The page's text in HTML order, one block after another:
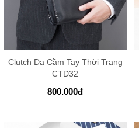
Clutch Da Cầm Tay Thời Trang
CTD32
800.000đ